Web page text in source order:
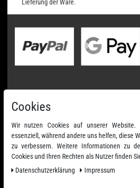
Lieferung der Ware.
Cookies
Wir nutzen Cookies auf unserer
essenziell, während andere uns helfen, diese
zu verbessern. Weitere Informationen zu
Cookies und Ihren Rechten als Nutzer finden
Daten­schutz­erklärung
Impressum